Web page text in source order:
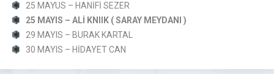
25 MAYUS – HANİFİ SEZER
25 MAYIS – ALİ KNIIK ( SARAY MEYDANI )
29 MAYIS – BURAK KARTAL
30 MAYIS – HİDAYET CAN